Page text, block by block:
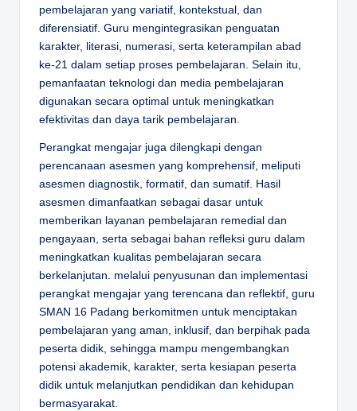
pembelajaran yang variatif, kontekstual, dan
diferensiatif. Guru mengintegrasikan penguatan
karakter, literasi, numerasi, serta keterampilan abad
ke-21 dalam setiap proses pembelajaran. Selain itu,
pemanfaatan teknologi dan media pembelajaran
digunakan secara optimal untuk meningkatkan
efektivitas dan daya tarik pembelajaran.
Perangkat mengajar juga dilengkapi dengan
perencanaan asesmen yang komprehensif, meliputi
asesmen diagnostik, formatif, dan sumatif. Hasil
asesmen dimanfaatkan sebagai dasar untuk
memberikan layanan pembelajaran remedial dan
pengayaan, serta sebagai bahan refleksi guru dalam
meningkatkan kualitas pembelajaran secara
berkelanjutan. melalui penyusunan dan implementasi
perangkat mengajar yang terencana dan reflektif, guru
SMAN 16 Padang berkomitmen untuk menciptakan
pembelajaran yang aman, inklusif, dan berpihak pada
peserta didik, sehingga mampu mengembangkan
potensi akademik, karakter, serta kesiapan peserta
didik untuk melanjutkan pendidikan dan kehidupan
bermasyarakat.